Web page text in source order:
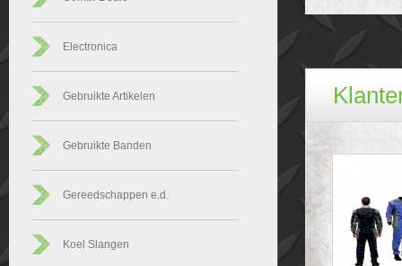
Electronica
Gebruikte Artikelen
Gebruikte Banden
Gereedschappen e.d.
Koel Slangen